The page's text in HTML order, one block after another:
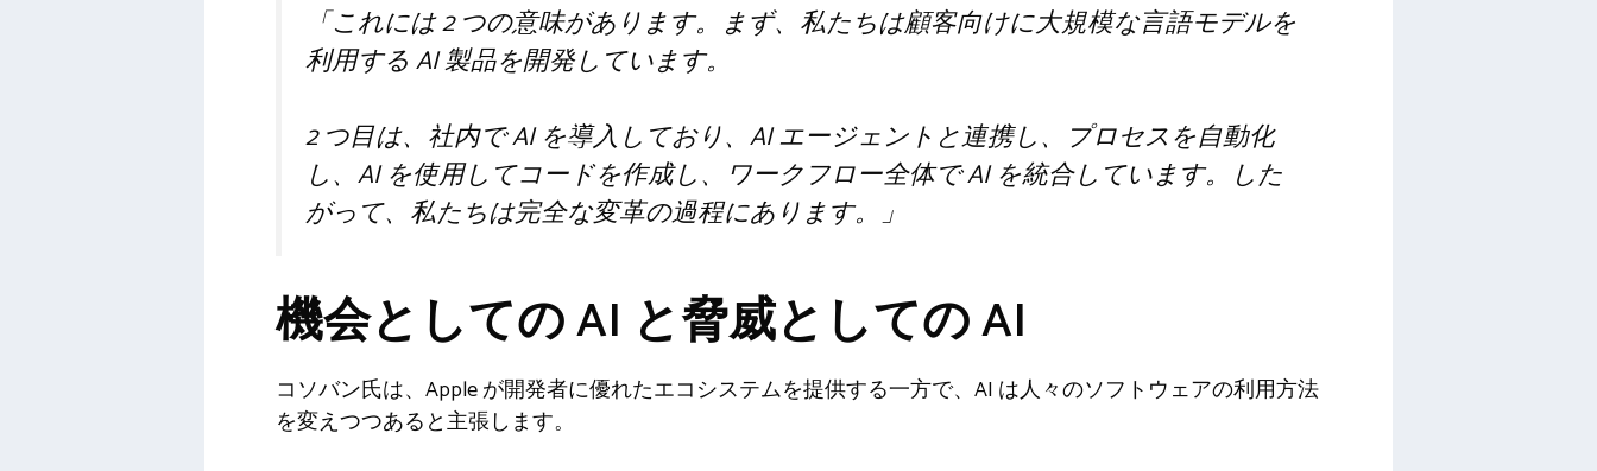
「これには 2 つの意味があります。まず、私たちは顧客向けに大規模な言語モデルを
利用する AI 製品を開発しています。
2 つ目は、社内で AI を導入しており、AI エージェントと連携し、プロセスを自動化
し、AI を使用してコードを作成し、ワークフロー全体で AI を統合しています。した
がって、私たちは完全な変革の過程にあります。」
機会としての AI と脅威としての AI
コソバン氏は、Apple が開発者に優れたエコシステムを提供する一方で、AI は人々のソフトウェアの利用方法
を変えつつあると主張します。